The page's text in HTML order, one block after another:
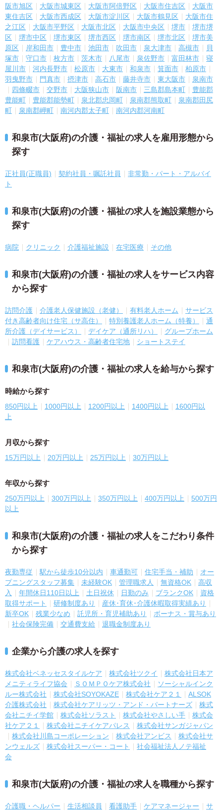
阪市旭区 大阪市城東区 大阪市阿倍野区 大阪市住吉区
大阪市
東住吉区
大阪市西成区 大阪市淀川区 大阪市鶴見区
大阪市住
之江区
大阪市平野区 大阪市北区 大阪市中央区 堺市
堺市堺
区
堺市中区 堺市東区 堺市西区 堺市南区 堺市北区
堺市美
原区
岸和田市 豊中市 池田市 吹田市 泉大津市 高槻市
貝
塚市
守口市 枚方市 茨木市 八尾市 泉佐野市 富田林市
寝
屋川市
河内長野市 松原市 大東市 和泉市 箕面市
柏原市
羽曳野市
門真市 摂津市 高石市 藤井寺市 東大阪市
泉南市
四條畷市
交野市 大阪狭山市 阪南市 三島郡島本町
豊能郡
豊能町
豊能郡能勢町 泉北郡忠岡町 泉南郡熊取町
泉南郡田尻
町
泉南郡岬町 南河内郡太子町 南河内郡河南町
和泉市(大阪府)の介護・福祉の求人を雇用形態から
探す
正社員(正職員) 契約社員・嘱託社員
非常勤・パート・アルバイ
ト
和泉市(大阪府)の介護・福祉の求人を施設業態から
探す
病院 クリニック 介護福祉施設 在宅医療 その他
和泉市(大阪府)の介護・福祉の求人をサービス内容
から探す
訪問介護 介護老人保健施設（老健） 有料老人ホーム
サービス
付き高齢者向け住宅（サ高住）
特別養護老人ホーム（特養）
通
所介護（デイサービス）
デイケア（通所リハ）
グループホーム
訪問看護
ケアハウス・高齢者住宅地 ショートステイ
和泉市(大阪府)の介護・福祉の求人を給与から探す
時給から探す
850円以上 1000円以上 1200円以上 1400円以上
1600円以
上
月収から探す
15万円以上 20万円以上 25万円以上 30万円以上
年収から探す
250万円以上 300万円以上 350万円以上 400万円以上
500万円
以上
和泉市(大阪府)の介護・福祉の求人をこだわり条件
から探す
夜勤専従 駅から徒歩10分以内 車通勤可 住宅手当・補助
オー
プニングスタッフ募集
未経験OK 管理職求人 無資格OK
高収
入
年間休日110日以上 土日祝休 日勤のみ ブランクOK
資格
取得サポート
研修制度あり
産休･育休･介護休暇取得実績あり
新卒OK
残業少なめ 託児所・育児補助あり
ボーナス・賞与あり
社会保険完備
交通費支給 退職金制度あり
企業から介護の求人を探す
株式会社ベネッセスタイルケア 株式会社ツクイ
株式会社日本ア
メニティライフ協会
ＳＯＭＰＯケア株式会社
ソーシャルインク
ルー株式会社
株式会社SOYOKAZE 株式会社ケア２１
ALSOK
介護株式会社
株式会社ケアリッツ・アンド・パートナーズ
株式
会社ニチイ学館
株式会社ソラスト 株式会社やさしい手
株式会
社ケア２１
株式会社ニチイケアパレス
株式会社サンガジャパン
株式会社川島コーポレーション
株式会社アンビス
株式会社サ
ンウェルズ
株式会社スーパー・コート
社会福祉法人ノテ福祉
会
和泉市(大阪府)の介護・福祉の求人を職種から探す
介護職・ヘルパー 生活相談員 看護助手 ケアマネージャー
サ